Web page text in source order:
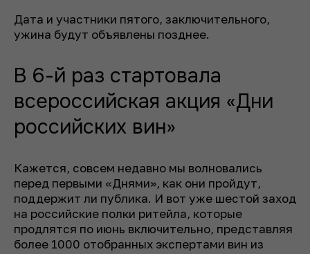
Дата и участники пятого, заключительного,
ужина будут объявлены позднее.
В 6-й раз стартовала
всероссийская акция «Дни
российских вин»
Кажется, совсем недавно мы волновались
перед первыми «Днями», как они пройдут,
поддержит ли публика. И вот уже шестой заход
на российские полки ритейла, которые
продлятся по июнь включительно, представляя
более 1000 отобранных экспертами вин из